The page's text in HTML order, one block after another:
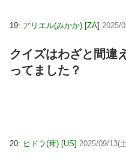
19: アリエル(みかか) [ZA] 2025/
クイズはわざと間違
ってました？
20: ヒドラ(茸) [US] 2025/09/13(